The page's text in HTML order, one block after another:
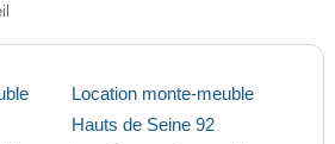
Location monte-meuble
Hauts de Seine 92